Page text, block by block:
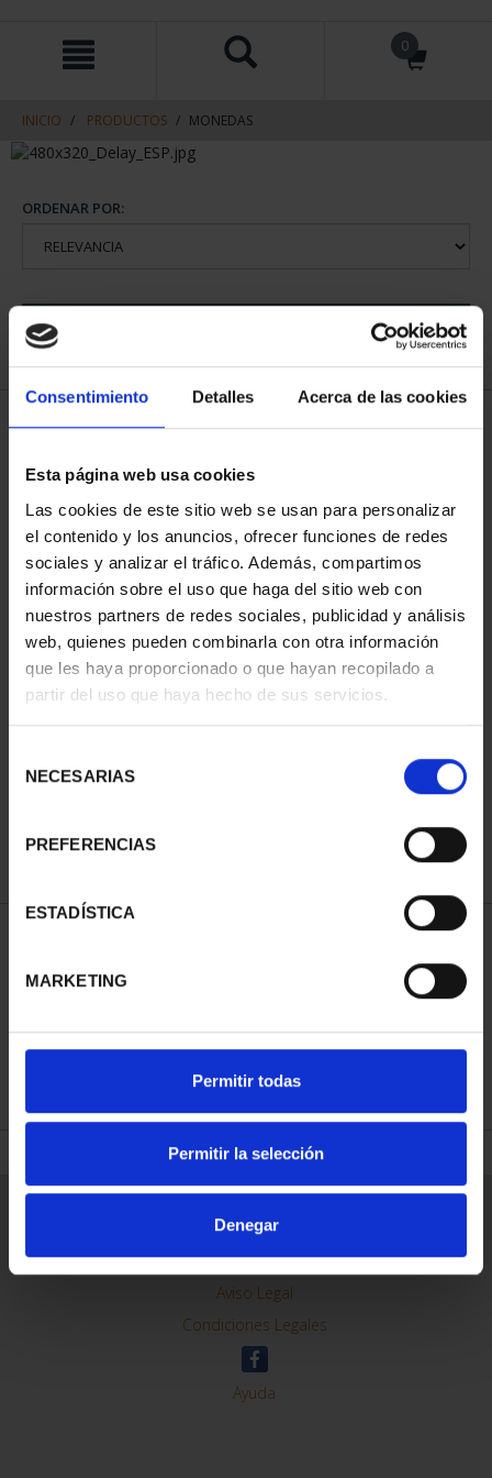
Consentimiento Detalles Acerca de las cookies
Esta página web usa cookies
Las cookies de este sitio web se usan para personalizar
el contenido y los anuncios, ofrecer funciones de redes
sociales y analizar el tráfico. Además, compartimos
información sobre el uso que haga del sitio web con
nuestros partners de redes sociales, publicidad y análisis
web, quienes pueden combinarla con otra información
que les haya proporcionado o que hayan recopilado a
partir del uso que haya hecho de sus servicios.
NECESARIAS
PREFERENCIAS
ESTADÍSTICA
MARKETING
Permitir todas
Permitir la selección
Denegar
contenido
navegacin
0
INICIO PRODUCTOS MONEDAS
ORDENAR POR:
1 Productos encontrados
73,00 €
REFINAR
Contacto
Preguntas Frequentes (FAQs)
Aviso Legal
Condiciones Legales
Ayuda